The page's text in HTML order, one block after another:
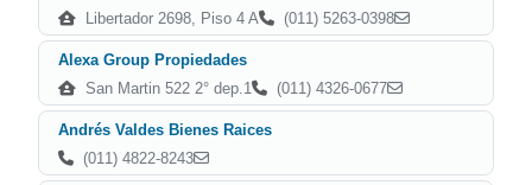
Libertador 2698, Piso 4 A
(011) 5263-0398
Alexa Group Propiedades
San Martin 522 2° dep.1
(011) 4326-0677
Andrés Valdes Bienes Raices
(011) 4822-8243